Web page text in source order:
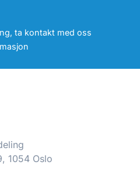
ta kontakt med oss
1054 Oslo